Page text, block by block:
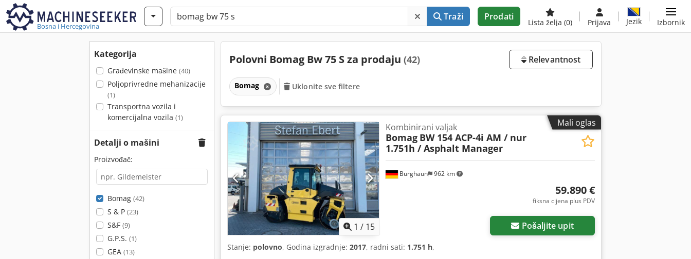
Bosna i Hercegovina
Traži Prodati
Lista želja (0) Prijava Jezik Izbornik
Kategorija
Građevinske mašine (40)
Poljoprivredne mehanizacije
(1)
Transportna vozila i
komercijalna vozila (1)
Detalji o mašini
Proizvođač:
Bomag (42)
S & P (23)
S&F (9)
G.P.S. (1)
GEA (13)
Polovni Bomag Bw 75 S za prodaju (42) Relevantnost
Bomag Uklonite sve filtere
Mali oglas
1 / 15
Burghaun 962 km
Kombinirani valjak
Bomag BW 154 ACP-4i AM / nur
1.751h / Asphalt Manager
59.890 €
fiksna cijena plus PDV
Pošaljite upit
Stanje: polovno, Godina izgradnje: 2017, radni sati: 1.751 h,